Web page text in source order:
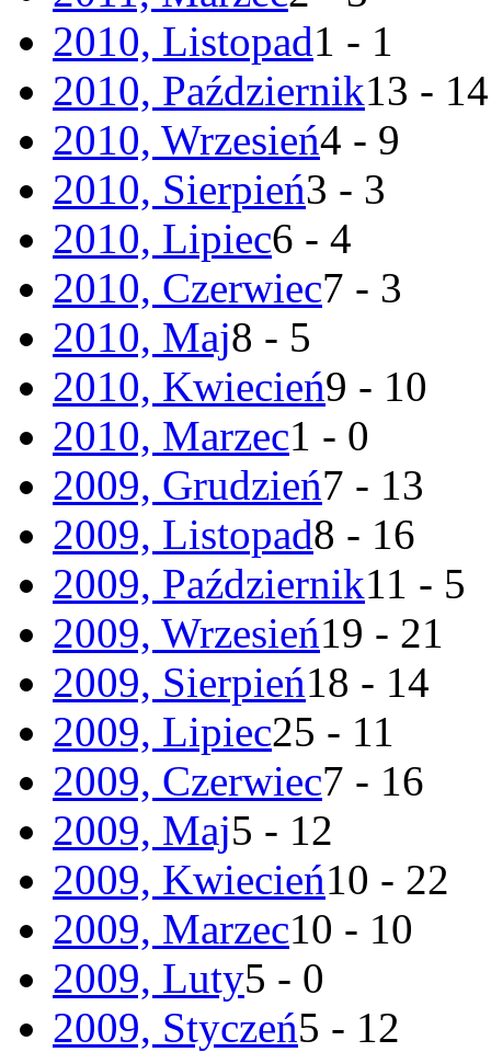
2010, Listopad1 - 1
2010, Październik13 - 14
2010, Wrzesień4 - 9
2010, Sierpień3 - 3
2010, Lipiec6 - 4
2010, Czerwiec7 - 3
2010, Maj8 - 5
2010, Kwiecień9 - 10
2010, Marzec1 - 0
2009, Grudzień7 - 13
2009, Listopad8 - 16
2009, Październik11 - 5
2009, Wrzesień19 - 21
2009, Sierpień18 - 14
2009, Lipiec25 - 11
2009, Czerwiec7 - 16
2009, Maj5 - 12
2009, Kwiecień10 - 22
2009, Marzec10 - 10
2009, Luty5 - 0
2009, Styczeń5 - 12